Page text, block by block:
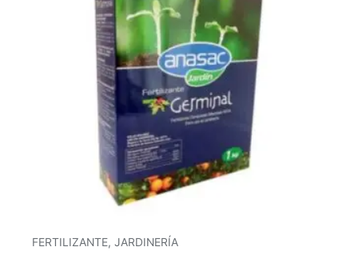
FERTILIZANTE, JARDINERÍA